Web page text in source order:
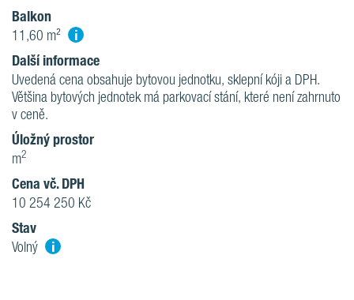
Balkon
11,60 m² i
Další informace
Uvedená cena obsahuje bytovou jednotku, sklepní kóji a DPH.
Většina bytových jednotek má parkovací stání, které není zahrnuto
v ceně.
Úložný prostor
m2
Cena vč. DPH
10 254 250 Kč
Stav
Volný i